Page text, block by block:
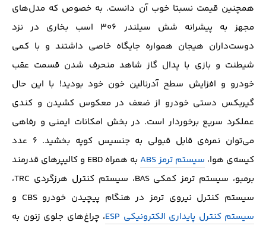
همچنین قیمت نسبتا خوب آن دانست. به‌ خصوص که مدل‌های
مجهز به پیشرانه شش سیلندر ۳۰۶ اسب‌ بخاری در نزد
دوست‌داران هیجان همواره جایگاه خاصی داشتند و با کمی
شیطنت و بازی با پدال گاز شاهد منحرف شدن قسمت عقب
خودرو و افزایش سطح آدرنالین خون خود بودید!‌ با این حال
گیربکس دستی خودرو از ضعف در معکوس کشیدن و کندی
عملکرد سریع برخوردار است. در بخش امکانات ایمنی و رفاهی‌
می‌توان نمره‌ی قابل قبولی به جنسیس کوپه بخشید. ۶ عدد
کیسه‌ی هوا، سیستم ترمز ABS
به همراه EBD و کالیپرهای قدرمند
برمبو، سیستم ترمز کمکی BAS، سیستم کنترل هرزگردی TRC،
سیستم کنترل نیروی ترمز در هنگام پیچیدن خودرو CBS و
سیستم کنترل پایداری الکترونیکی ESP
، چراغ‌های جلوی زنون به